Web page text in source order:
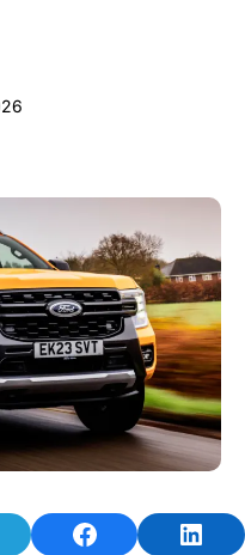
on TelegramShare on Facebook